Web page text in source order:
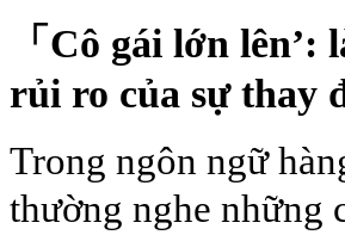
「Cô gái lớn
rủi ro của sự thay
Trong ngôn ngữ
thường nghe những